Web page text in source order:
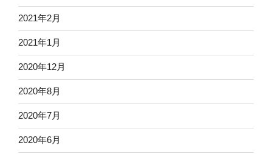
2021年2月
2021年1月
2020年12月
2020年8月
2020年7月
2020年6月